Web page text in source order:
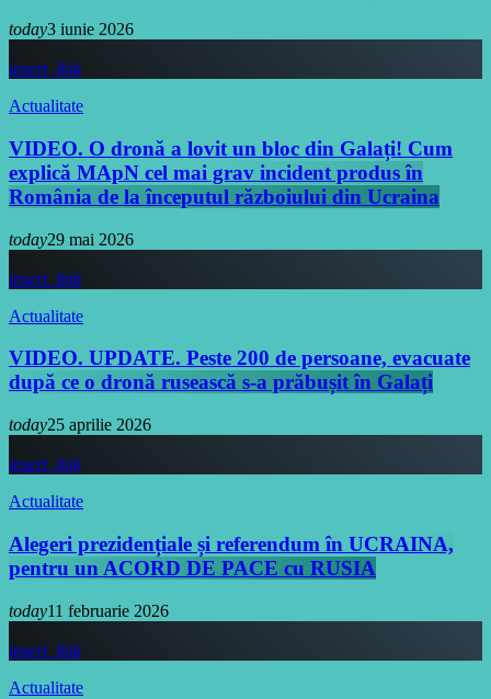
today3 iunie 2026
insert_link
Actualitate
VIDEO. O dronă a lovit un bloc din Galați! Cum
explică MApN cel mai grav incident produs în
România de la începutul războiului din Ucraina
today29 mai 2026
insert_link
Actualitate
VIDEO. UPDATE. Peste 200 de persoane, evacuate
după ce o dronă rusească s-a prăbușit în Galați
today25 aprilie 2026
insert_link
Actualitate
Alegeri prezidențiale și referendum în UCRAINA,
pentru un ACORD DE PACE cu RUSIA
today11 februarie 2026
insert_link
Actualitate